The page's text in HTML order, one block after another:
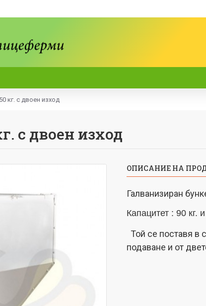
кг. с двоен изход
с двоен изход
ОПИСАНИЕ НА
Галванизиран
Капацитет : 90 кг.
Той се поставя в
подаване и от